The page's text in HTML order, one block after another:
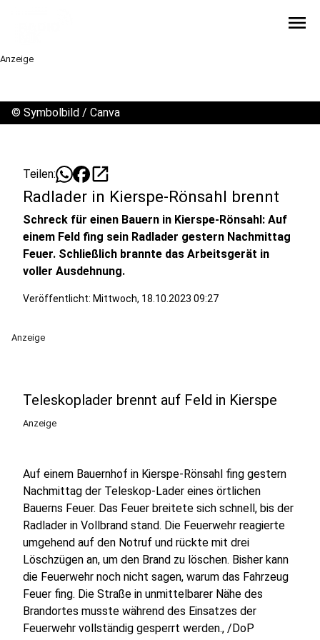
menu
Anzeige
© Symbolbild / Canva
Teilen: open_in_new
Radlader in Kierspe-Rönsahl brennt
Schreck für einen Bauern in Kierspe-Rönsahl: Auf
einem Feld fing sein Radlader gestern Nachmittag
Feuer. Schließlich brannte das Arbeitsgerät in
voller Ausdehnung.
Veröffentlicht: Mittwoch, 18.10.2023 09:27
Anzeige
Teleskoplader brennt auf Feld in Kierspe
Anzeige
Auf einem Bauernhof in Kierspe-Rönsahl fing gestern
Nachmittag der Teleskop-Lader eines örtlichen
Bauerns Feuer. Das Feuer breitete sich schnell, bis der
Radlader in Vollbrand stand. Die Feuerwehr reagierte
umgehend auf den Notruf und rückte mit drei
Löschzügen an, um den Brand zu löschen. Bisher kann
die Feuerwehr noch nicht sagen, warum das Fahrzeug
Feuer fing. Die Straße in unmittelbarer Nähe des
Brandortes musste während des Einsatzes der
Feuerwehr vollständig gesperrt werden., /DoP